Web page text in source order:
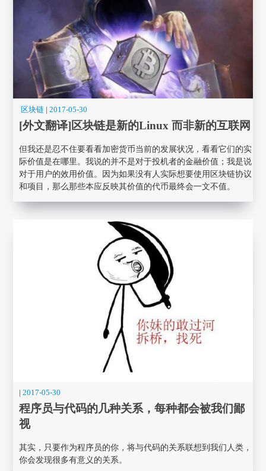
区块链 |2017-05-30
[外文翻译]区块链是新的Linux 而非新的互联网
但我还是忍不住要看看加密货币当前的发展状况，看看它们的实
际价值是在哪里。我说的并不是对于投机者的金融价值；我是说
对于用户的效用价值。因为如果没有人实际想要使用区块链协议
和项目，那么那些本应反映其价值的代币最终会一文不值。
|2017-05-30
程序员与代码的几种关系，每种都会被我们鄙
视
其实，只要作为程序员的你，将与代码的关系联想到我们人类，
你会发现很多有意义的关系。